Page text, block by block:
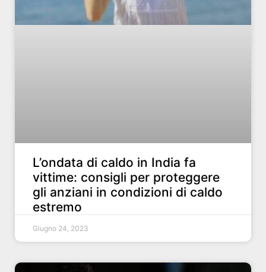
L’ondata di caldo in India fa
vittime: consigli per proteggere
gli anziani in condizioni di caldo
estremo
Giugno 24, 2023